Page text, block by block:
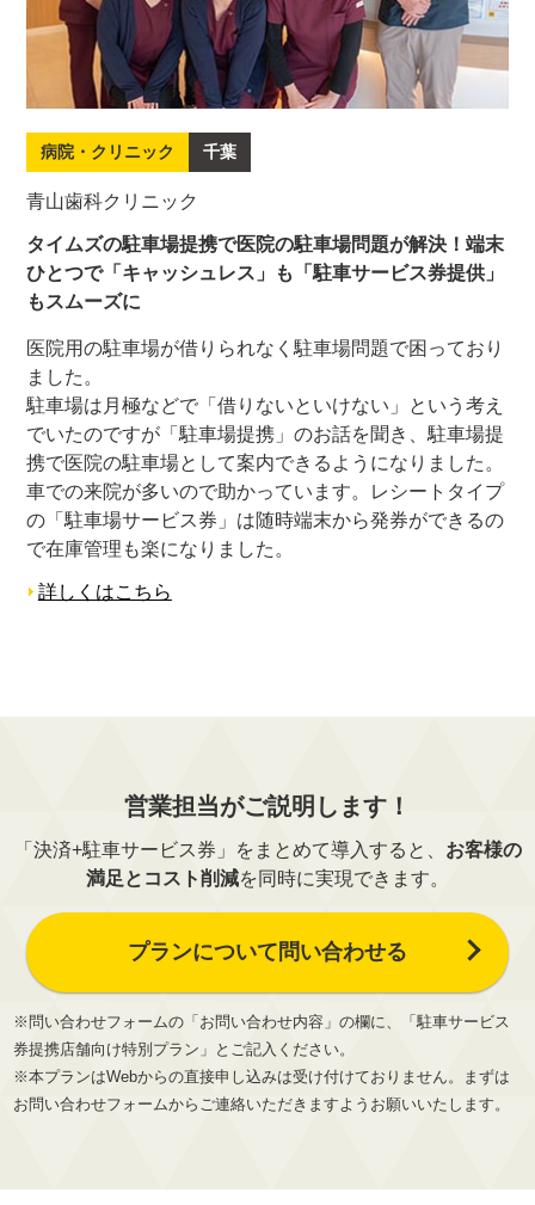
病院・クリニック 千葉
青山歯科クリニック
タイムズの駐車場提携で医院の駐車場問題が解決！端末
ひとつで「キャッシュレス」も「駐車サービス券提供」
もスムーズに
医院用の駐車場が借りられなく駐車場問題で困っており
ました。
駐車場は月極などで「借りないといけない」という考え
でいたのですが「駐車場提携」のお話を聞き、駐車場提
携で医院の駐車場として案内できるようになりました。
車での来院が多いので助かっています。レシートタイプ
の「駐車場サービス券」は随時端末から発券ができるの
で在庫管理も楽になりました。
詳しくはこちら
営業担当がご説明します！
「決済+駐車サービス券」をまとめて導入すると、 お客様の
満足とコスト削減を同時に実現できます。
プランについて問い合わせる
※問い合わせフォームの「お問い合わせ内容」の欄に、「駐車サービス
券提携店舗向け特別プラン」とご記入ください。
※本プランはWebからの直接申し込みは受け付けておりません。まずは
お問い合わせフォームからご連絡いただきますようお願いいたします。